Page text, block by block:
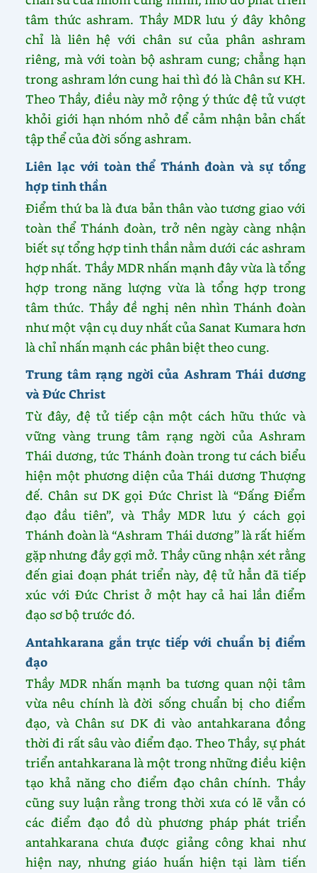
tâm thức ashram. Thầy MDR lưu ý đây không
chỉ là liên hệ với chân sư của phân ashram
riêng, mà với toàn bộ ashram cung; chẳng hạn
trong ashram lớn cung hai thì đó là Chân sư KH.
Theo Thầy, điều này mở rộng ý thức đệ tử vượt
khỏi giới hạn nhóm nhỏ để cảm nhận bản chất
tập thể của đời sống ashram.
Liên lạc với toàn thể Thánh đoàn và sự tổng
hợp tinh thần
Điểm thứ ba là đưa bản thân vào tương giao với
toàn thể Thánh đoàn, trở nên ngày càng nhận
biết sự tổng hợp tinh thần nằm dưới các ashram
hợp nhất. Thầy MDR nhấn mạnh đây vừa là tổng
hợp trong năng lượng vừa là tổng hợp trong
tâm thức. Thầy đề nghị nên nhìn Thánh đoàn
như một vận cụ duy nhất của Sanat Kumara hơn
là chỉ nhấn mạnh các phân biệt theo cung.
Trung tâm rạng ngời của Ashram Thái dương
và Đức Christ
Từ đây, đệ tử tiếp cận một cách hữu thức và
vững vàng trung tâm rạng ngời của Ashram
Thái dương, tức Thánh đoàn trong tư cách biểu
hiện một phương diện của Thái dương Thượng
đế. Chân sư DK gọi Đức Christ là “Đấng Điểm
đạo đầu tiên”, và Thầy MDR lưu ý cách gọi
Thánh đoàn là “Ashram Thái dương” là rất hiếm
gặp nhưng đầy gợi mở. Thầy cũng nhận xét rằng
đến giai đoạn phát triển này, đệ tử hẳn đã tiếp
xúc với Đức Christ ở một hay cả hai lần điểm
đạo sơ bộ trước đó.
Antahkarana gắn trực tiếp với chuẩn bị điểm
đạo
Thầy MDR nhấn mạnh ba tương quan nội tâm
vừa nêu chính là đời sống chuẩn bị cho điểm
đạo, và Chân sư DK đi vào antahkarana đồng
thời đi rất sâu vào điểm đạo. Theo Thầy, sự phát
triển antahkarana là một trong những điều kiện
tạo khả năng cho điểm đạo chân chính. Thầy
cũng suy luận rằng trong thời xưa có lẽ vẫn có
các điểm đạo đồ dù phương pháp phát triển
antahkarana chưa được giảng công khai như
hiện nay, nhưng giáo huấn hiện tại làm tiến